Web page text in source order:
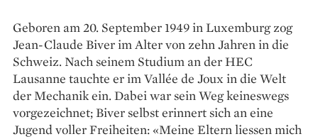
Geboren am 20. September 1949 in Luxemburg zog
Jean-Claude Biver im Alter von zehn Jahren in die
Schweiz. Nach seinem Studium an der HEC
Lausanne tauchte er im Vallée de Joux in die Welt
der Mechanik ein. Dabei war sein Weg keineswegs
vorgezeichnet; Biver selbst erinnert sich an eine
Jugend voller Freiheiten: «Meine Eltern liessen mich